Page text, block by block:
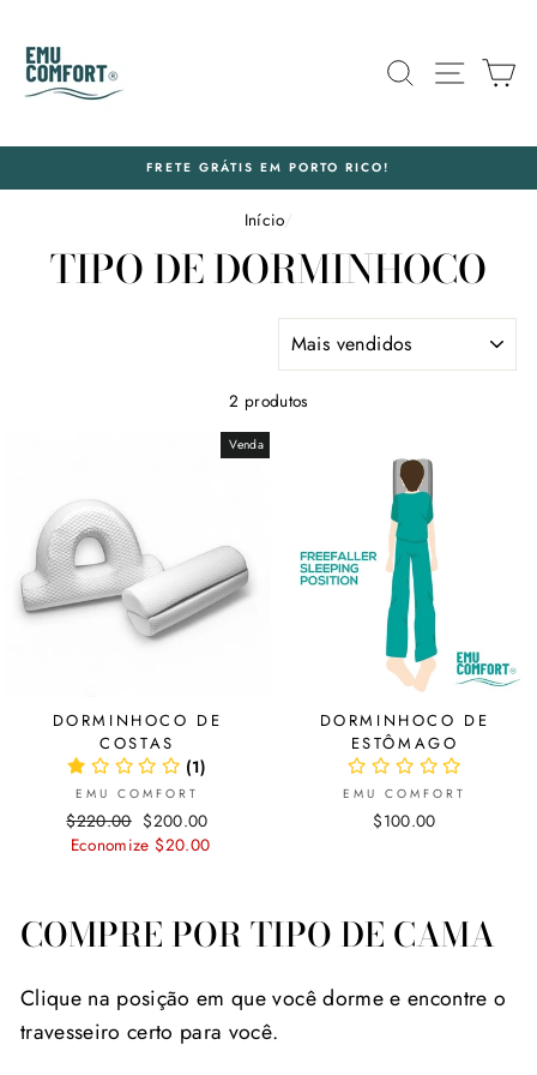
Conteúdo
PESQUISA
FRETE GRÁTIS EM PORTO RICO!
Início/
TIPO DE DORMINHOCO
2 produtos
Venda
DORMINHOCO DE
COSTAS
(1)
EMU COMFORT
Preço
normal
$220.00 Preço
promocional
$200.00
Economize $20.00
DORMINHOCO DE
ESTÔMAGO
EMU COMFORT
$100.00
COMPRE POR TIPO DE CAMA
Clique na posição em que você dorme e encontre o
travesseiro certo para você.